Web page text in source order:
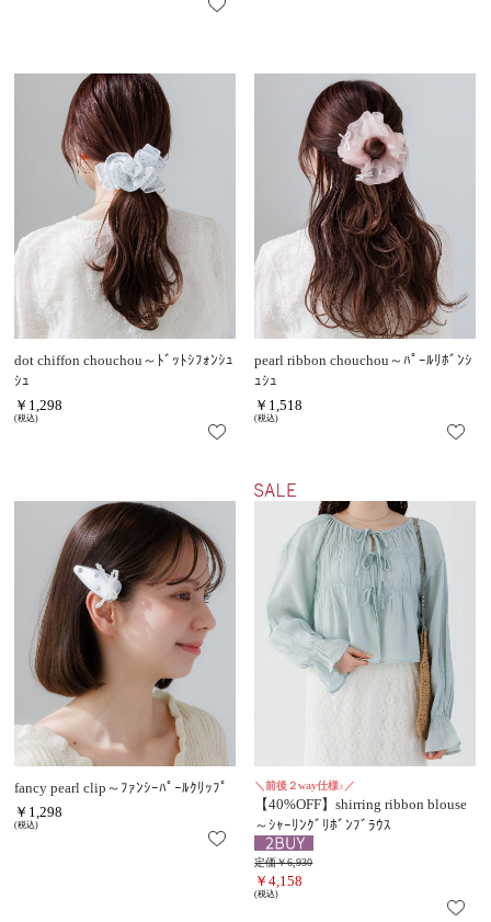
dot chiffon chouchou～ﾄﾞｯﾄｼﾌｫﾝｼｭ
ｼｭ
￥1,298
(税込)
pearl ribbon chouchou～ﾊﾟｰﾙﾘﾎﾞﾝｼ
ｭｼｭ
￥1,518
(税込)
fancy pearl clip～ﾌｧﾝｼｰﾊﾟｰﾙｸﾘｯﾌﾟ
￥1,298
(税込)
＼前後２way仕様♪／
【40%OFF】shirring ribbon blouse
～ｼｬｰﾘﾝｸﾞﾘﾎﾞﾝﾌﾞﾗｳｽ
定価￥6,930
￥4,158
(税込)